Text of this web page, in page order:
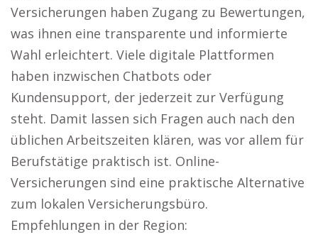
Versicherungen haben Zugang zu Bewertungen,
was ihnen eine transparente und informierte
Wahl erleichtert. Viele digitale Plattformen
haben inzwischen Chatbots oder
Kundensupport, der jederzeit zur Verfügung
steht. Damit lassen sich Fragen auch nach den
üblichen Arbeitszeiten klären, was vor allem für
Berufstätige praktisch ist. Online-
Versicherungen sind eine praktische Alternative
zum lokalen Versicherungsbüro.
Empfehlungen in der Region: